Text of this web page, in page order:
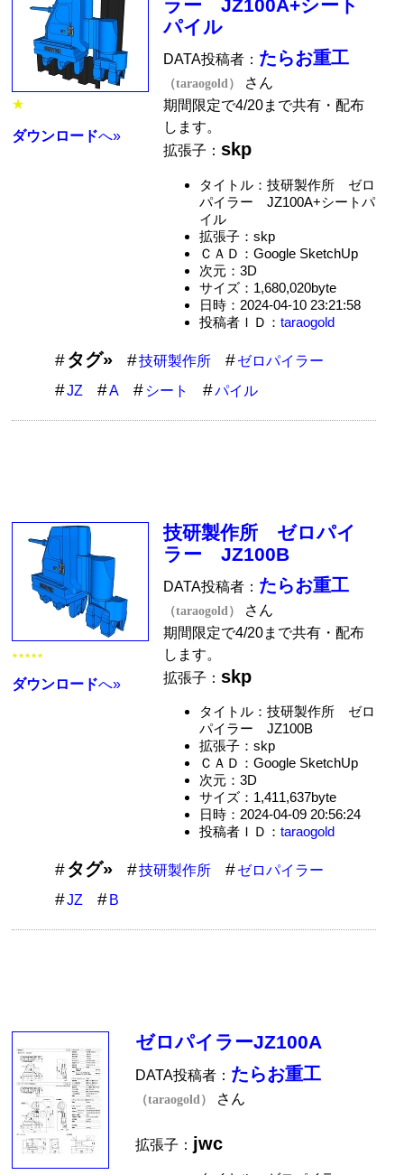
★
ダウンロードへ»
ラー JZ100A+シート
パイル
DATA投稿者： たらお重工
（taraogold）
さん
期間限定で4/20まで共有・配布
します。
拡張子：skp
タイトル：技研製作所 ゼロ
パイラー JZ100A+シートパ
イル
拡張子：skp
ＣＡＤ：Google SketchUp
次元：3D
サイズ：1,680,020byte
日時：2024-04-10 23:21:58
投稿者ＩＤ： taraogold
タグ» 技研製作所
ゼロパイラー
JZ
A シート パイル
★★★★★
ダウンロードへ»
技研製作所 ゼロパイ
ラー JZ100B
DATA投稿者： たらお重工
（taraogold）
さん
期間限定で4/20まで共有・配布
します。
拡張子：skp
タイトル：技研製作所 ゼロ
パイラー JZ100B
拡張子：skp
ＣＡＤ：Google SketchUp
次元：3D
サイズ：1,411,637byte
日時：2024-04-09 20:56:24
投稿者ＩＤ： taraogold
タグ» 技研製作所
ゼロパイラー
JZ
B
ゼロパイラーJZ100A
DATA投稿者： たらお重工
（taraogold） さん
拡張子： jwc